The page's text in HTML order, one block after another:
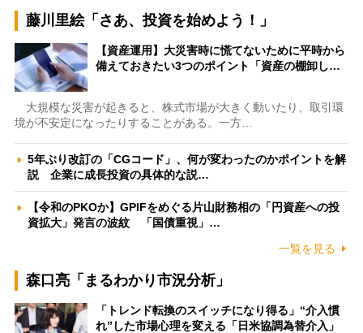
藤川里絵「さあ、投資を始めよう！」
【資産運用】大災害時に慌てないために平時から
備えておきたい3つのポイント「資産の棚卸し…
大規模な災害が起きると、株式市場が大きく動いたり、取引環
境が不安定になったりすることがある。一方…
5年ぶり改訂の「CGコード」、何が変わったのかポイントを解
説 企業に成長投資の具体的な説…
【令和のPKOか】GPIFをめぐる片山財務相の「円資産への投
資拡大」発言の波紋 「国債重視」…
一覧を見る
森口亮「まるわかり市況分析」
「トレンド転換のスイッチになり得る」“介入慣
れ”した市場心理を変える「日米協調為替介入」